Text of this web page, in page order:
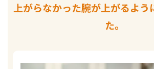
上がらなかった腕が上がるよう
た。